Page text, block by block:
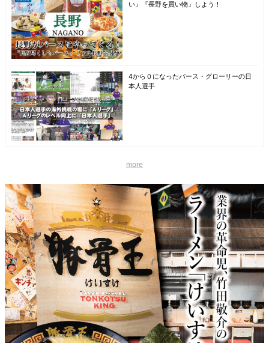
い』『長野を買い物』しよう！
4から０になったパース・グローリーの日
本人選手
more